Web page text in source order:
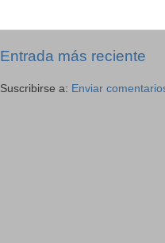
Entrada más reciente
Suscribirse a: Enviar